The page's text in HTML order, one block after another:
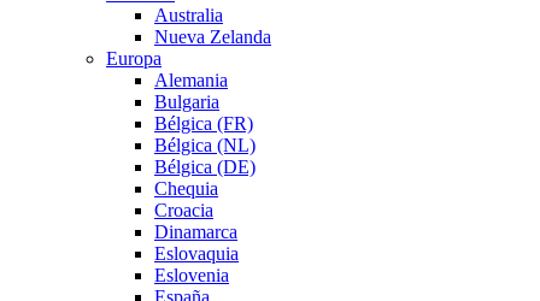
Australia
Nueva Zelanda
Europa
Alemania
Bulgaria
Bélgica (FR)
Bélgica (NL)
Bélgica (DE)
Chequia
Croacia
Dinamarca
Eslovaquia
Eslovenia
España